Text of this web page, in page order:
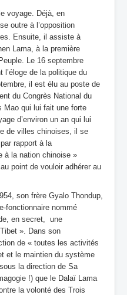
voyage. Déjà, en
outre à l’opposition
Ensuite, il assiste à
Lama, à la première
Le 16 septembre
de la politique du
il est élu au poste de
du Congrès National du
Mao qui lui fait une forte
d’environ un an qui lui
de villes chinoises, il se
rapport à la
à la nation chinoise »
point de vouloir adhérer au
son frère Gyalo Thondup,
fonctionnaire nommé
en secret, une
». Dans son
de « toutes les activités
et le maintien du système
la direction de Sa
!) que le Dalaï Lama
la volonté des Trois